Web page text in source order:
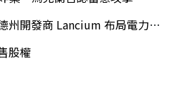
開發商 Lancium 布局電力基建
股權